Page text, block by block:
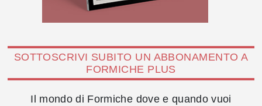
SOTTOSCRIVI SUBITO UN ABBONAMENTO A
FORMICHE PLUS
Il mondo di Formiche dove e quando vuoi